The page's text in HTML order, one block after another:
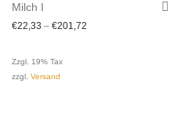
Milch I
€22,33 – €201,72
Zzgl. 19% Tax
zzgl. Versand